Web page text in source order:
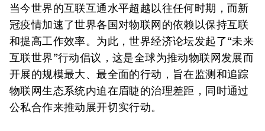
当今世界的互联互通水平超越以往任何时期，而新
冠疫情加速了世界各国对物联网的依赖以保持互联
和提高工作效率。为此，世界经济论坛发起了“未来
互联世界”行动倡议，这是全球为推动物联网发展而
开展的规模最大、最全面的行动，旨在监测和追踪
物联网生态系统内迫在眉睫的治理差距，同时通过
公私合作来推动展开切实行动。